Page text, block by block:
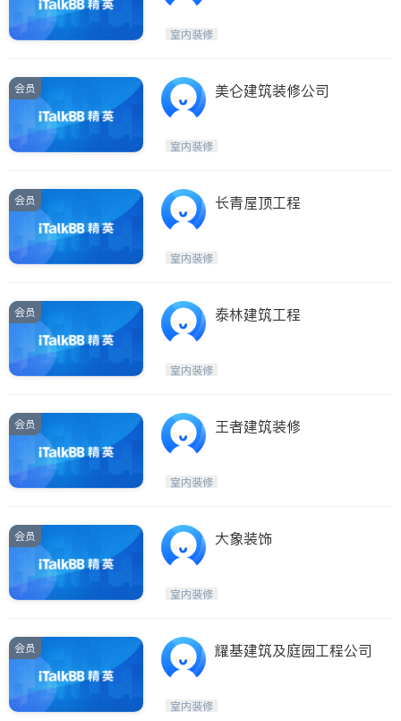
室内装修
会员 美仑建筑装修公司
室内装修
会员 长青屋顶工程
室内装修
会员 泰林建筑工程
室内装修
会员 王者建筑装修
室内装修
会员 大象装饰
室内装修
会员 耀基建筑及庭园工程公司
室内装修